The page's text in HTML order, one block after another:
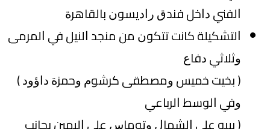
ﺍﻟﻔﻨﻲ ﺩﺍﺧﻞ ﻓﻨﺪﻕ ﺭﺍﺩﻳﺴﻮﻥ ﺑﺎﻟﻘﺎﻫﺮﺓ
ﺍﻟﺘﺸﻜﻴﻠﺔ ﻛﺎﻧﺖ ﺗﺘﻜﻮﻥ ﻣﻦ ﻣﻨﺠﺪ ﺍﻟﻨﻴﻞ ﻓﻲ ﺍﻟﻤﺮﻣﻰ
ﻭﺛﻼﺛﻲ ﺩﻓﺎﻉ
‏( ﺑﺨﻴﺖ ﺧﻤﻴﺲ ﻭﻣﺼﻄﻘﻰ ﻛﺮﺷﻮﻡ ﻭﺣﻤﺰﺓ ﺩﺍﺅﻭﺩ ‏)
ﻭﻓﻲ ﺍﻟﻮﺳﻂ ﺍﻟﺮﺑﺎﻋﻲ